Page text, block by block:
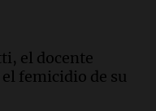
doble que los
el docente
femicidio de su